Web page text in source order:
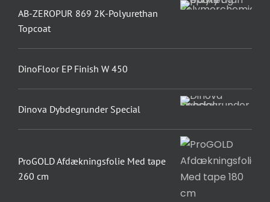
AB-ZEROPUR 869 2K-Polyurethan
Topcoat
DinoFloor EP Finish W 450
Dinova Dybdegrunder Special
ProGOLD Afdækningsfolie Med tape
260 cm